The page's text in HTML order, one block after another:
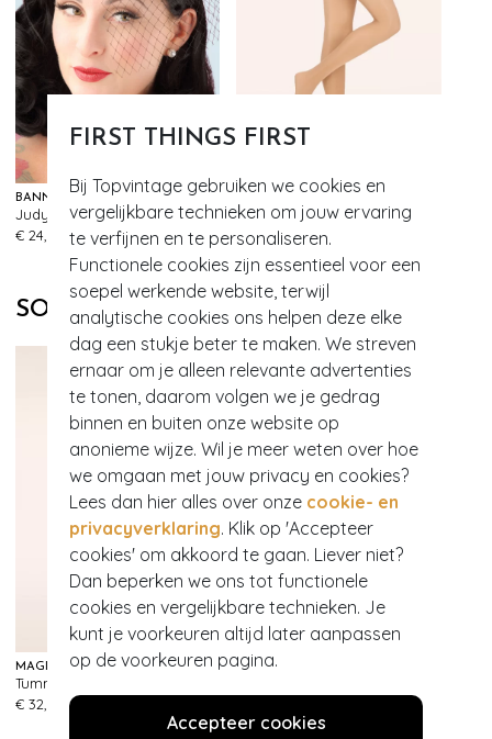
FIRST THINGS FIRST
Bij Topvintage gebruiken we cookies en
vergelijkbare technieken om jouw ervaring
te verfijnen en te personaliseren.
Functionele cookies zijn essentieel voor een
soepel werkende website, terwijl
analytische cookies ons helpen deze elke
dag een stukje beter te maken. We streven
ernaar om je alleen relevante advertenties
te tonen, daarom volgen we je gedrag
binnen en buiten onze website op
anonieme wijze. Wil je meer weten over hoe
we omgaan met jouw privacy en cookies?
Lees dan hier alles over onze cookie- en
privacyverklaring. Klik op 'Accepteer
cookies' om akkoord te gaan. Liever niet?
Dan beperken we ons tot functionele
cookies en vergelijkbare technieken. Je
kunt je voorkeuren altijd later aanpassen
op de voorkeuren pagina.
Accepteer cookies
BANNED RETRO
Judy hoed in marineblauw
€ 24,95
251
Comfort 20 Den panty in beige
€ 12,95
SOORTGELIJKE PRODUCTEN
MAGIC BODYFASHION
€ 32,95
328
MAGIC BODYFASHION
336